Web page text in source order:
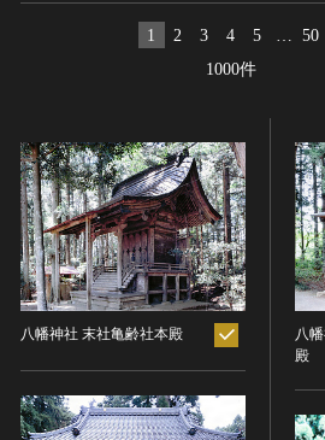
全国の美術館・博物館
世界遺産
無形文化遺産
動画で見る無形の文化財
博物
お知
ヘル
この
関連
サイ
サイ
文化遺産データベース
1000件
1 2 3 4 5 50
八幡神社 末社亀齢社本殿
八
殿
制作者名
時代
時代を選択
縄文 [日本]
弥生 [日本]
分野
分野を選択